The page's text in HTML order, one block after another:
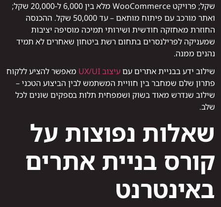
שקל; פרויקט WooCommerce מלא בין 6,000 ל-20,000 שקל;
ואתר מורכב עם פיתוח מותאם – עד 50,000 שקל. ההכנסה
החוזרת מאחזקה חודשית ושירותי תמיכה מוסיפה יציבות
שמעניקה לפרילנסרים בתחום רשת ביטחון שאחרים לא תמיד
נהנים ממנה.
שילוב ידע בבניית אתרים עםעיצוב UX/UI
מאפשר להציע ללקוח
פתרון שלם שמחבר בין חוויית המשתמש לבין הביצוע הטכני –
שילוב שנדרש מאוד בשוק ושמפחית תלות בספקים שונים לכל
שלב.
שאלות נפוצות על
קורס בניית אתרים
באינטרנט